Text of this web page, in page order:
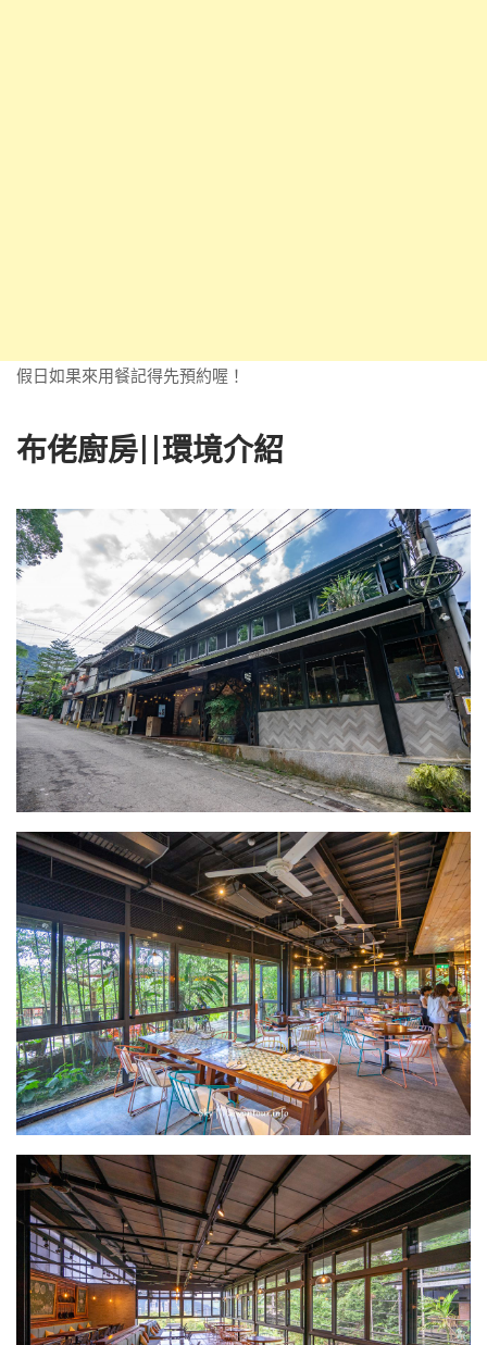
假日如果來用餐記得先預約喔！
布佬廚房||環境介紹